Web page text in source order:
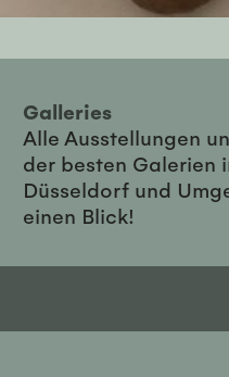
Galleries
Alle Ausstellungen
der besten Galerien
Düsseldorf und
einen Blick!